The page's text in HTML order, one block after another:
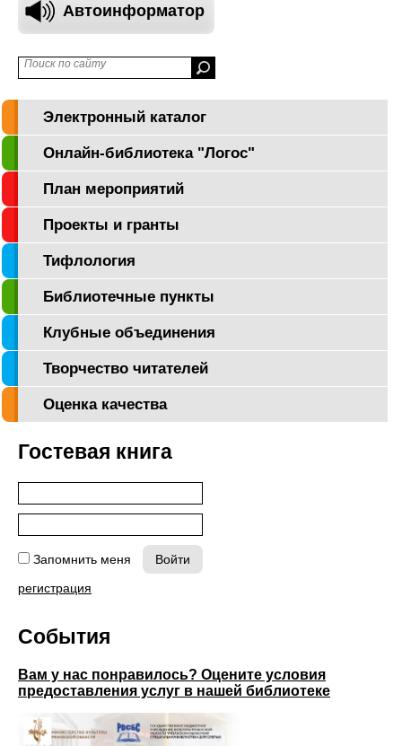
Автоинформатор
Электронный каталог
Онлайн-библиотека "Логос"
План мероприятий
Проекты и гранты
Тифлология
Библиотечные пункты
Клубные объединения
Творчество читателей
Оценка качества
Гостевая книга
Запомнить меня
регистрация
События
Вам у нас понравилось? Оцените условия
предоставления услуг в нашей библиотеке